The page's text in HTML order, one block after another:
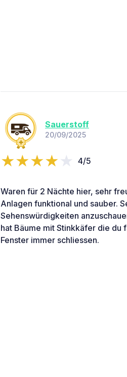
Sauerstoff
20/09/2025
4/5
Waren für 2 Nächte hier, sehr
Anlagen funktional und sauber.
Sehenswürdigkeiten
hat Bäume mit Stinkkäfer die du
Fenster immer schliessen.